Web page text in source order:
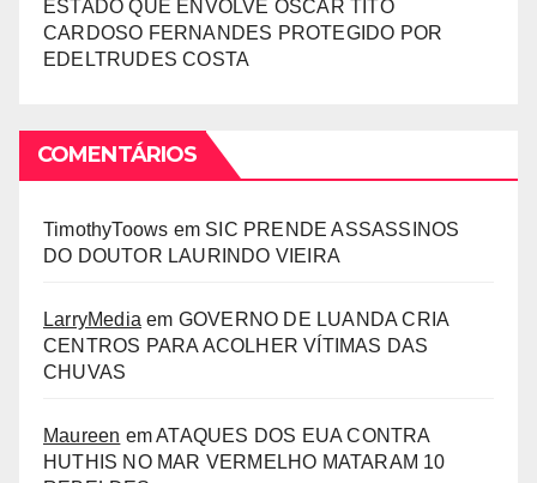
ESTADO QUE ENVOLVE ÓSCAR TITO
CARDOSO FERNANDES PROTEGIDO POR
EDELTRUDES COSTA
COMENTÁRIOS
TimothyToows em SIC PRENDE ASSASSINOS
DO DOUTOR LAURINDO VIEIRA
LarryMedia em GOVERNO DE LUANDA CRIA
CENTROS PARA ACOLHER VÍTIMAS DAS
CHUVAS
Maureen emATAQUES DOS EUA CONTRA
HUTHIS NO MAR VERMELHO MATARAM 10